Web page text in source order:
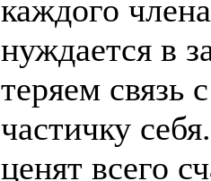
каждого
нуждается в
теряем связь
частичку
ценят всего